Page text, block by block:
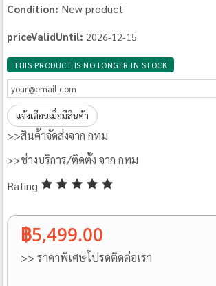
Condition: New product
priceValidUntil: 2026-12-15
THIS PRODUCT IS NO LONGER IN STOCK
แจ้งเตือนเมื่อมีสินค้า
>>สินค้าจัดส่งจาก กทม
>>ช่างบริการ/ติดตั้ง จาก กทม
Rating
฿5,499.00
>> ราคาพิเศษโปรดติดต่อเรา